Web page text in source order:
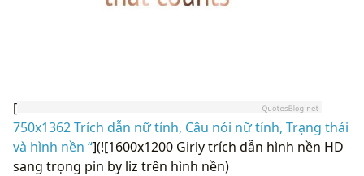
[
750x1362 Trích dẫn nữ tính, Câu nói nữ tính, Trạng thái
và hình nền “](![1600x1200 Girly trích dẫn hình nền HD
sang trọng pin by liz trên hình nền)